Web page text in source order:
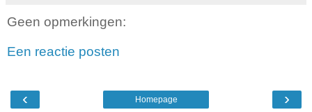
Geen opmerkingen:
Een reactie posten
‹ ›
Homepage